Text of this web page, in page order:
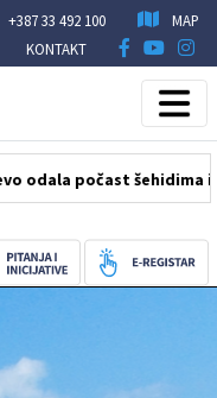
+387 33 492 100
MAP
KONTAKT
šehidima i